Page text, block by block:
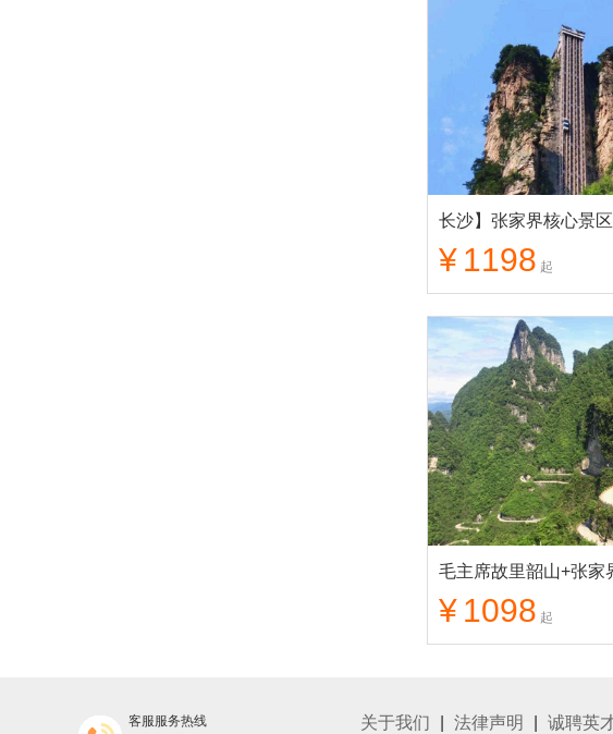
¥ 1198 起
¥ 1098 起
客服服务热线 关于我们 法律声明 诚聘英